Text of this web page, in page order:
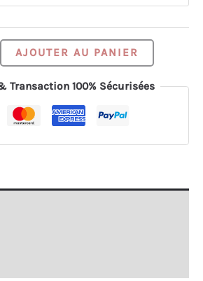
AJOUTER AU PANIER
Transaction 100% Sécurisées